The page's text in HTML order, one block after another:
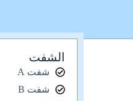
الشفت
شفت A
شفت B